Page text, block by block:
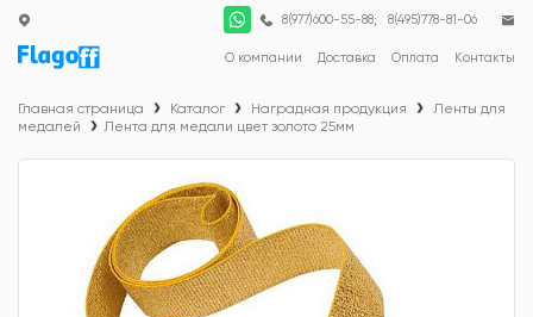
О компании Доставка Оплата Контакты
8(977)600-55-88; 8(495)778-81-06
Главная страница Каталог Наградная продукция
Ленты для
медалей
Лента для медали цвет золото 25мм